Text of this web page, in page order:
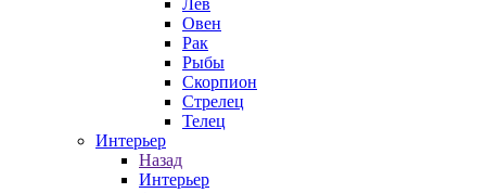
Лев
Овен
Рак
Рыбы
Скорпион
Стрелец
Телец
Интерьер
Назад
Интерьер